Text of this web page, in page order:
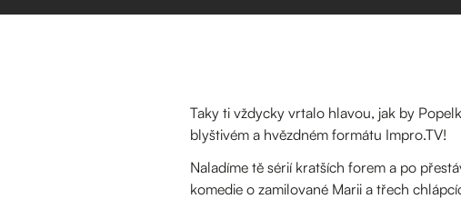
Taky ti vždycky vrtalo hlavou, jak by
blyštivém a hvězdném formátu Impro.TV!
Naladíme tě sérií kratších forem a po
komedie o zamilované Marii a třech